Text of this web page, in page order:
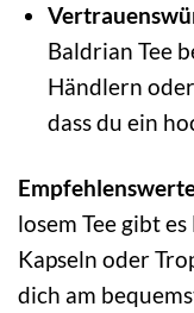
Baldrian Tee
Händlern
dass du ein
losem Tee gibt
Kapseln oder
dich am